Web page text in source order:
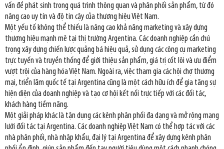
vấn đề phát sinh trong quá trình thông quan và phân phối sản phẩm, từ đó
nâng cao uy tín và độ tin cậy của thương hiệu Việt Nam.
Một yếu tố không thể thiếu là nâng cao khả năng marketing và xây dựng
thương hiệu mạnh mẽ tại thị trường Argentina. Các doanh nghiệp cần chú
trọng xây dựng chiến lược quảng bá hiệu quả, sử dụng các công cụ marketing
trực tuyến và truyền thống để giới thiệu sản phẩm, giá trị cốt lõi và ưu điểm
vượt trội của hàng hóa Việt Nam. Ngoài ra, việc tham gia các hội chợ thương
mại, triển lãm quốc tế tại Argentina cũng là một cách hữu ích để gia tăng sự
hiện diện của doanh nghiệp và tạo cơ hội kết nối trực tiếp với các đối tác,
khách hàng tiềm năng.
Một giải pháp khác là tận dụng các kênh phân phối đa dạng và mở rộng mạng
lưới đối tác tại Argentina. Các doanh nghiệp Việt Nam có thể hợp tác với các
nhà phân phối, nhà nhập khẩu, đại lý tại Argentina để xây dựng kênh phân